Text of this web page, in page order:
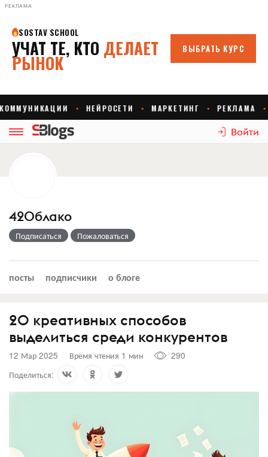
РЕКЛАМА
Войти
42Облако
Подписаться Пожаловаться
посты подписчики о блоге
20 креативных способов
выделиться среди конкурентов
12 Мар 2025 Время чтения 1 мин
290
Поделиться: